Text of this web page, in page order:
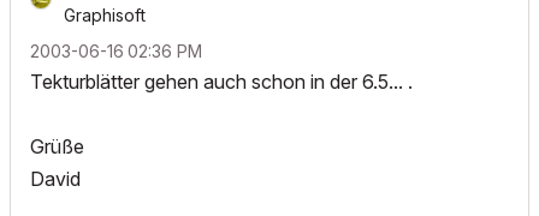
Graphisoft
‎2003-06-16 02:36 PM
Tekturblätter gehen auch schon in der 6.5... .
Grüße
David